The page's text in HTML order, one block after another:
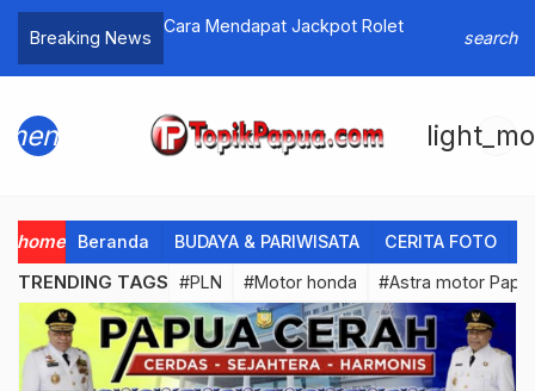
Breaking News
Cara Mendapat Jackpot Rolet
search
menu
home Beranda BUDAYA & PARIWISATA CERITA FOTO
TRENDING TAGS #PLN #Motor honda #Astra motor